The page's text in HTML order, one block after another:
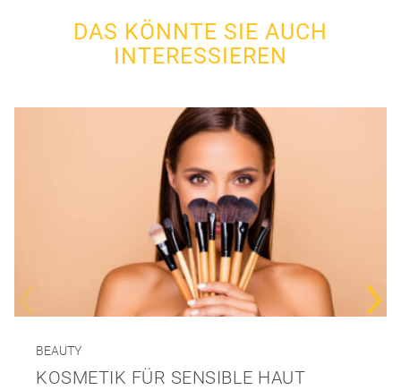
DAS KÖNNTE SIE AUCH
INTERESSIEREN
BEAUTY
KOSMETIK FÜR SENSIBLE HAUT